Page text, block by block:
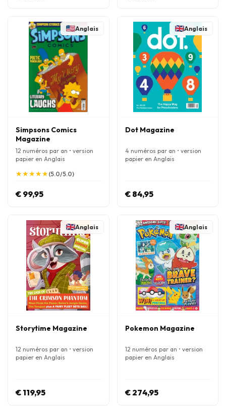
Anglais
Simpsons Comics
Magazine
12 numéros par an • version
papier en Anglais
★
★★
★★
★★
★★
★(5.0/5.0)
€ 99,95
Anglais
Dot Magazine
4 numéros par an • version
papier en Anglais
€ 84,95
Anglais
Storytime Magazine
12 numéros par an • version
papier en Anglais
€ 119,95
Anglais
Pokemon Magazine
12 numéros par an • version
papier en Anglais
€ 274,95